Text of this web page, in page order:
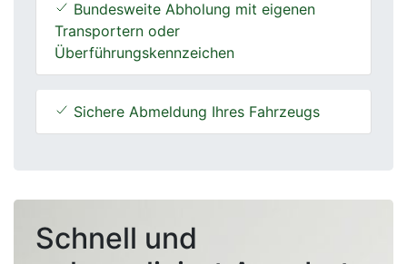
Bundesweite Abholung mit eigenen
Transportern oder
Überführungskennzeichen
Sichere Abmeldung Ihres Fahrzeugs
Schnell und